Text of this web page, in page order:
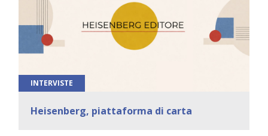
INTERVISTE
Heisenberg, piattaforma di carta